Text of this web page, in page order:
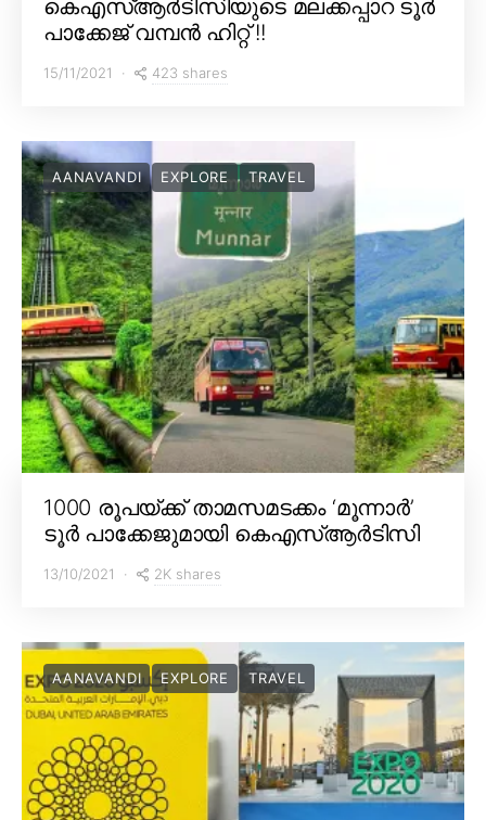
കെഎസ്ആർടിസിയുടെ മലക്കപ്പാറ ടൂർ
പാക്കേജ് വമ്പൻ ഹിറ്റ് !!
15/11/2021 423 shares
AANAVANDI EXPLORE TRAVEL
1000 രൂപയ്ക്ക് താമസമടക്കം ‘മൂന്നാർ’
ടൂർ പാക്കേജുമായി കെഎസ്ആർടിസി
13/10/2021 2K shares
AANAVANDI EXPLORE TRAVEL